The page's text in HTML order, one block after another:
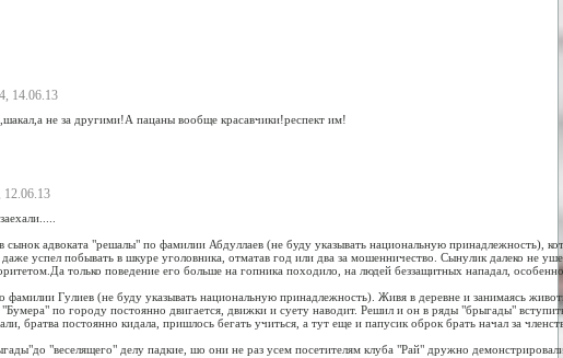
14.06.13
не за другими!А пацаны вообще красавчики!респект им!
12.06.13
сынок адвоката "решалы" по фамилии Абдуллаев (не буду указывать национальную принадлежность),
успел побывать в шкуре уголовника, отматав год или два за мошенничество. Сынулик далеко не
только поведение его больше на гопника походило, на людей беззащитных нападал,
фамилии Гулиев (не буду указывать национальную принадлежность). Живя в деревне и занимаясь
по городу постоянно двигается, движки и суету наводит. Решил и он в ряды "брыгады"
братва постоянно кидала, пришлось бегать учиться, а тут еще и папусик оброк брать начал за
"веселящего" делу падкие, шо они не раз усем посетителям клуба "Рай" дружно